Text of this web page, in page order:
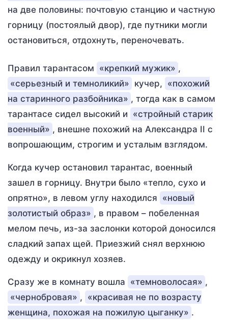
на две половины: почтовую станцию и частную
горницу (постоялый двор), где путники могли
остановиться, отдохнуть, переночевать.
Правил тарантасом «крепкий мужик» ,
«серьезный и темноликий» кучер, «похожий
на старинного разбойника» , тогда как в самом
тарантасе сидел высокий и «стройный старик
военный» , внешне похожий на Александра II с
вопрошающим, строгим и усталым взглядом.
Когда кучер остановил тарантас, военный
зашел в горницу. Внутри было «тепло, сухо и
опрятно», в левом углу находился «новый
золотистый образ» , в правом – побеленная
мелом печь, из-за заслонки которой доносился
сладкий запах щей. Приезжий снял верхнюю
одежду и окрикнул хозяев.
Сразу же в комнату вошла «темноволосая» ,
«чернобровая» , «красивая не по возрасту
женщина, похожая на пожилую цыганку» .